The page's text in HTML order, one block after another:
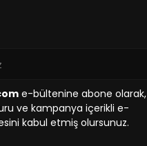
e-bültenine abone olarak,
ve kampanya içerikli e-
kabul etmiş olursunuz.